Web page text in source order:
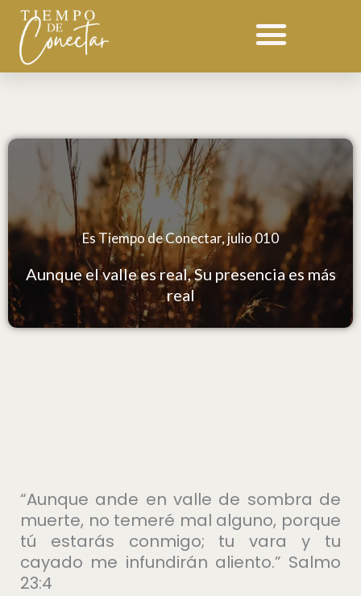
contenido
Devocional 010 julio
Es Tiempo de Conectar, julio 010
Aunque el valle es real, Su presencia es más
real
“Aunque ande en valle de sombra de
muerte, no temeré mal alguno, porque
tú estarás conmigo; tu vara y tu
cayado me infundirán aliento.” Salmo
23:4